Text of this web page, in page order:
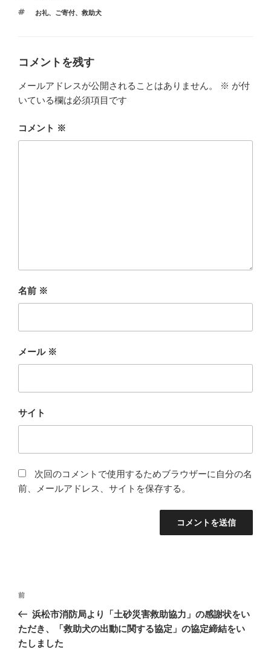
ゴ
タ
お礼、 ご寄付、 救助犬
コメントを残す
メールアドレスが公開されることはありません。 ※ が付
いている欄は必須項目です
コメント ※
名前 ※
メール ※
サイト
次回のコメントで使用するためブラウザーに自分の名
前、メールアドレス、サイトを保存する。
投
ナ
ビ
前
の
投
稿
前
浜松市消防局より「土砂災害救助協力」の感謝状をい
ただき、「救助犬の出動に関する協定」の協定締結をい
たしました